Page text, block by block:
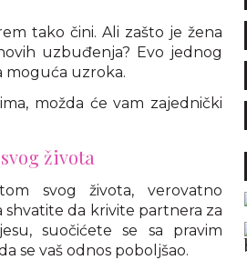
tako čini. Ali zašto je žena
uzbuđenja? Evo jednog
moguća uzroka.
možda će vam zajednički
života
svog života, verovatno
shvatite da krivite partnera za
suočićete se sa pravim
se vaš odnos poboljšao.